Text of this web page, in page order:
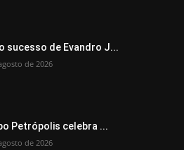
sucesso de Evandro J...
de 2026
Petrópolis celebra ...
de 2026